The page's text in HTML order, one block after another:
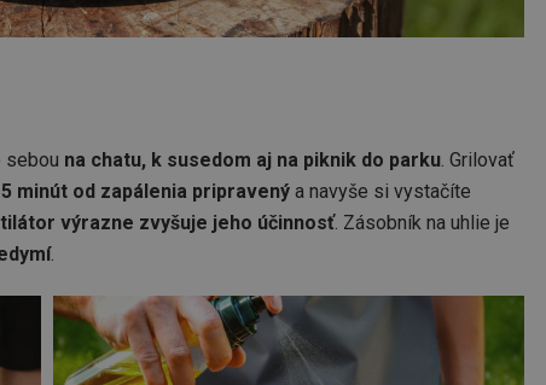
na chatu, k susedom aj na piknik do parku. Grilovať
minút od zapálenia pripravený a navyše si vystačíte
výrazne zvyšuje jeho účinnosť. Zásobník na uhlie je
.